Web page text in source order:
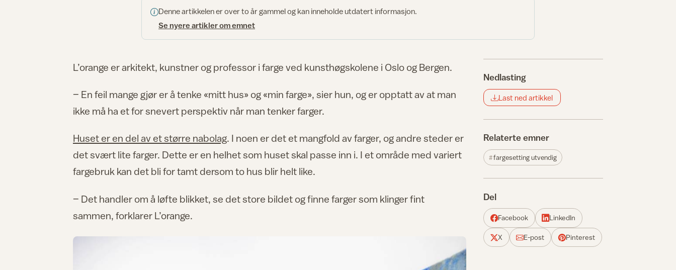
Denne artikkelen er over to år gammel og kan inneholde utdatert informasjon.
Se nyere artikler om emnet
L’orange er arkitekt, kunstner og professor i farge ved kunsthøgskolene i Oslo og Bergen.
– En feil mange gjør er å tenke «mitt hus» og «min farge», sier hun, og er opptatt av at man
ikke må ha et for snevert perspektiv når man tenker farger.
Huset er en del av et større nabolag. I noen er det et mangfold av farger, og andre steder er
det svært lite farger. Dette er en helhet som huset skal passe inn i. I et område med variert
fargebruk kan det bli for tamt dersom to hus blir helt like.
– Det handler om å løfte blikket, se det store bildet og finne farger som klinger fint
sammen, forklarer L’orange.
Nedlasting
Last ned artikkel
Relaterte emner
fargesetting utvendig
Del
Facebook LinkedIn
X E-post Pinterest